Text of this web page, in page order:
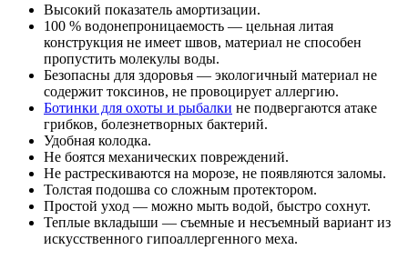
Высокий показатель амортизации.
100 % водонепроницаемость — цельная литая
конструкция не имеет швов, материал не способен
пропустить молекулы воды.
Безопасны для здоровья — экологичный материал не
содержит токсинов, не провоцирует аллергию.
Ботинки для охоты и рыбалки не подвергаются атаке
грибков, болезнетворных бактерий.
Удобная колодка.
Не боятся механических повреждений.
Не растрескиваются на морозе, не появляются заломы.
Толстая подошва со сложным протектором.
Простой уход — можно мыть водой, быстро сохнут.
Теплые вкладыши — съемные и несъемный вариант из
искусственного гипоаллергенного меха.